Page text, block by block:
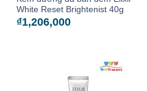
White Reset Brightenist 40g
₫1,206,000